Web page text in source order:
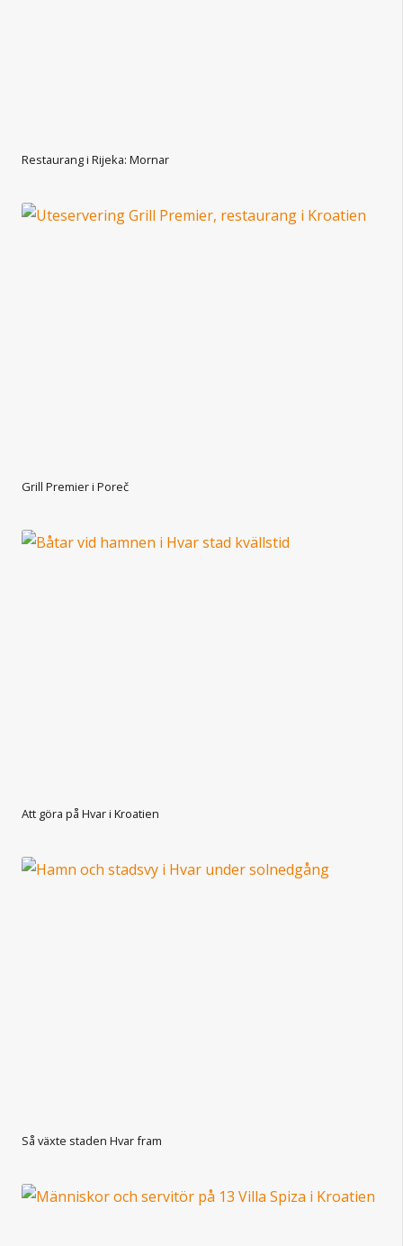
Restaurang i Rijeka: Mornar
Grill Premier i Poreč
Att göra på Hvar i Kroatien
Så växte staden Hvar fram